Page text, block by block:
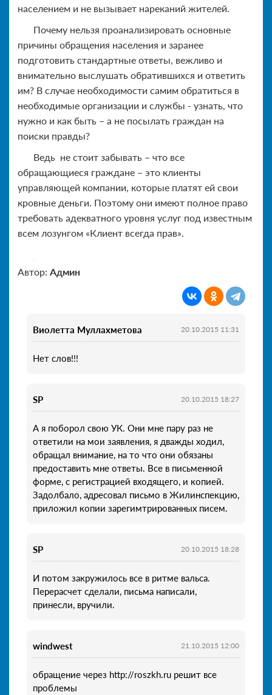
населением и не вызывает нареканий жителей.
Почему нельзя проанализировать основные
причины обращения населения и заранее
подготовить стандартные ответы, вежливо и
внимательно выслушать обратившихся и ответить
им? В случае необходимости самим обратиться в
необходимые организации и службы - узнать, что
нужно и как быть – а не посылать граждан на
поиски правды?
Ведь не стоит забывать – что все
обращающиеся граждане – это клиенты
управляющей компании, которые платят ей свои
кровные деньги. Поэтому они имеют полное право
требовать адекватного уровня услуг под известным
всем лозунгом «Клиент всегда прав».
Автор: Админ
Виолетта Муллахметова 20.10.2015 11:31
Нет слов!!!
SP 20.10.2015 18:27
А я поборол свою УК. Они мне пару раз не
ответили на мои заявления, я дважды ходил,
обращал внимание, на то что они обязаны
предоставить мне ответы. Все в письменной
форме, с регистрацией входящего, и копией.
Задолбало, адресовал письмо в Жилинспекцию,
приложил копии зарегимтрированных писем.
SP 20.10.2015 18:28
И потом закружилось все в ритме вальса.
Перерасчет сделали, письма написали,
принесли, вручили.
windwest 21.10.2015 12:00
обращение через http://roszkh.ru решит все
проблемы